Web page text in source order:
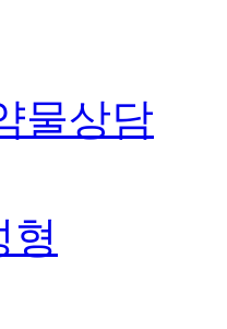
물상담
형